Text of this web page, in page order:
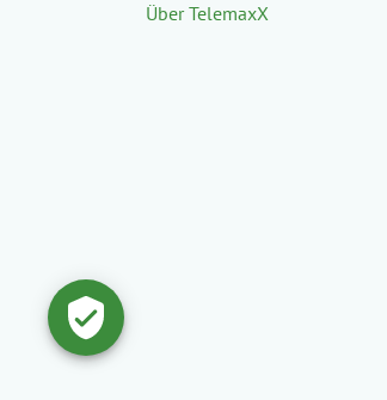
Über TelemaxX